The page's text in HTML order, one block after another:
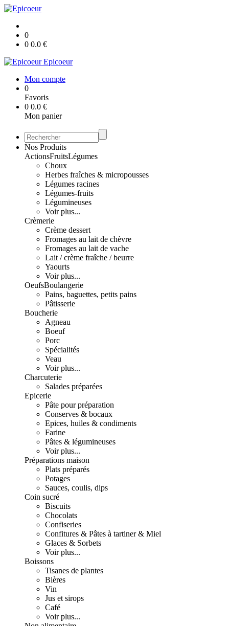
0
0 0.0 €
Epicoeur
Mon compte
0
Favoris
0 0.0 €
Mon panier
Nos Produits
ActionsFruitsLégumes
Choux
Herbes fraîches & micropousses
Légumes racines
Légumes-fruits
Légumineuses
Voir plus...
Crèmerie
Crème dessert
Fromages au lait de chèvre
Fromages au lait de vache
Lait / crème fraîche / beurre
Yaourts
Voir plus...
OeufsBoulangerie
Pains, baguettes, petits pains
Pâtisserie
Boucherie
Agneau
Boeuf
Porc
Spécialités
Veau
Voir plus...
Charcuterie
Salades préparées
Epicerie
Pâte pour préparation
Conserves & bocaux
Epices, huiles & condiments
Farine
Pâtes & légumineuses
Voir plus...
Préparations maison
Plats préparés
Potages
Sauces, coulis, dips
Coin sucré
Biscuits
Chocolats
Confiseries
Confitures & Pâtes à tartiner & Miel
Glaces & Sorbets
Voir plus...
Boissons
Tisanes de plantes
Bières
Vin
Jus et sirops
Café
Voir plus...